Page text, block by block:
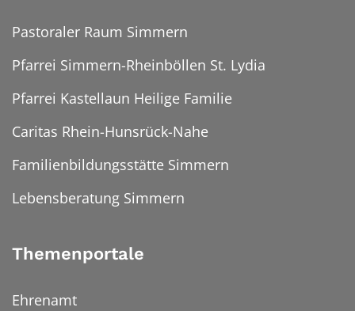
Pastoraler Raum Simmern
Pfarrei Simmern-Rheinböllen St. Lydia
Pfarrei Kastellaun Heilige Familie
Caritas Rhein-Hunsrück-Nahe
Familienbildungsstätte Simmern
Lebensberatung Simmern
Themenportale
Ehrenamt